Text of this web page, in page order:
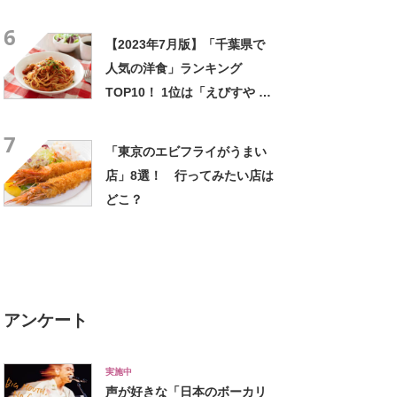
6
【2023年7月版】「千葉県で
人気の洋食」ランキング
TOP10！ 1位は「えびすや 幸
7
「東京のエビフライがうまい
店」8選！ 行ってみたい店は
どこ？
アンケート
実施中
声が好きな「日本のボーカリ